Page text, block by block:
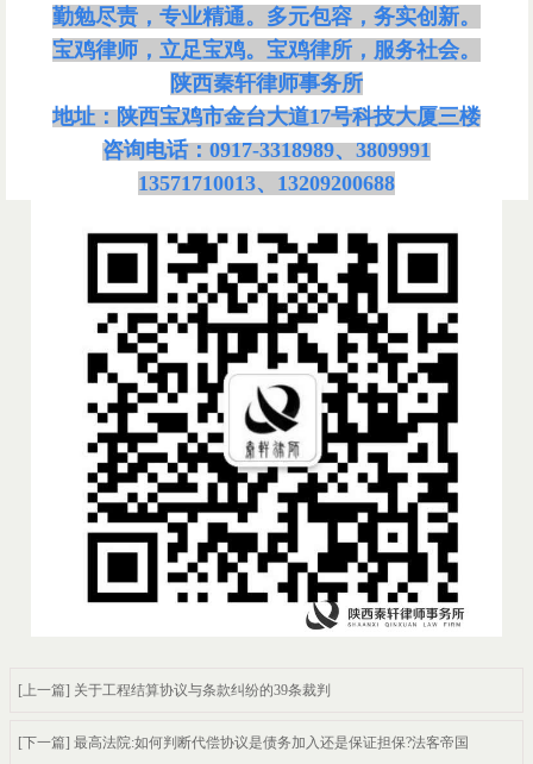
勤勉尽责，专业精通。多元包容，务实创新。
宝鸡律师，立足宝鸡。宝鸡律所，服务社会。
陕西秦轩律师事务所
地址：陕西宝鸡市金台大道17号科技大厦三楼
咨询电话：0917-3318989、3809991
13571710013、13209200688
[上一篇] 关于工程结算协议与条款纠纷的39条裁判
[下一篇] 最高法院:如何判断代偿协议是债务加入还是保证担保?法客帝国